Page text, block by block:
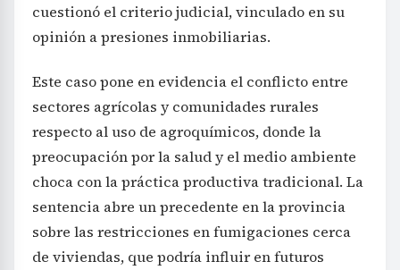
cuestionó el criterio judicial, vinculado en su
opinión a presiones inmobiliarias.
Este caso pone en evidencia el conflicto entre
sectores agrícolas y comunidades rurales
respecto al uso de agroquímicos, donde la
preocupación por la salud y el medio ambiente
choca con la práctica productiva tradicional. La
sentencia abre un precedente en la provincia
sobre las restricciones en fumigaciones cerca
de viviendas, que podría influir en futuros